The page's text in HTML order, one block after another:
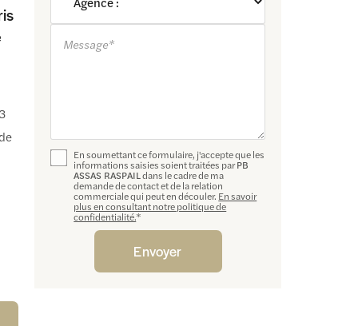
Message*
En soumettant ce formulaire, j'accepte que les
informations saisies soient traitées parPB
ASSAS RASPAILdans le cadre de ma
demande de contact et de la relation
commerciale qui peut en découler. En savoir
plus en consultant notre politique de
confidentialité.*